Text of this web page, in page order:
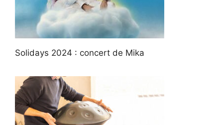
Solidays 2024 : concert de Mika